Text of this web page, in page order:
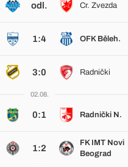
odl. Cr. Zvezda
1:4 OFK Běleh.
3:0 Radnički
02.08.
0:1 Radnički N.
1:2
FK IMT Novi
Beograd